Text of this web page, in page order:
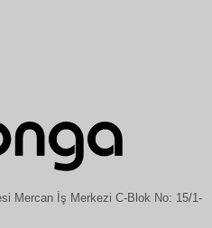
Mercan İş Merkezi C-Blok No: 15/1-